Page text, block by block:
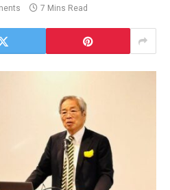
7 Mins Read